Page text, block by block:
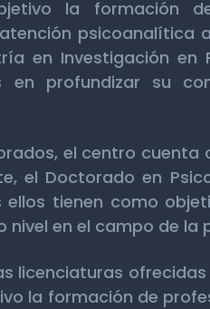
la formación
psicoanalítica
en Investigación
en profundizar su
el centro
el Doctorado en
ellos tienen como
nivel en el campo de la
licenciaturas
la formación de